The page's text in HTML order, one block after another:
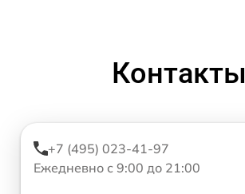
Контакты
+7 (495) 023-41-97
Ежедневно с 9:00 до 21:00